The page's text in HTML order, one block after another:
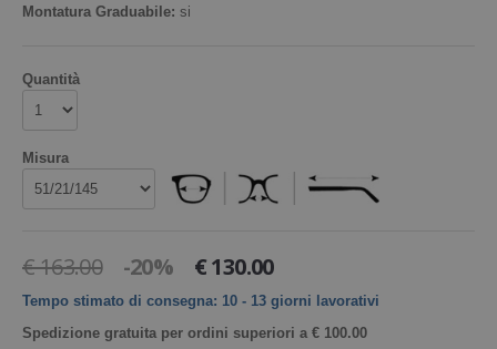
Liquidi
Vita Research
TIPI DI LENTE
Montatura Graduabile: si
Quantità
Misura
€ 163.00 -20% € 130.00
Tempo stimato di consegna: 10 - 13 giorni lavorativi
Spedizione gratuita per ordini superiori a € 100.00